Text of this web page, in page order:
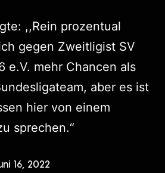
,,Rein prozentual
gegen Zweitligist SV
e.V. mehr Chancen als
aber es ist
hier von einem
sprechen.“
16, 2022